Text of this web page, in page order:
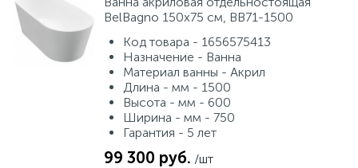
BelBagno 150x75 см, BB71-1500
Код товара - 1656575413
Назначение - Ванна
Материал ванны - Акрил
Длина - мм - 1500
Высота - мм - 600
Ширина - мм - 750
Гарантия - 5 лет
99 300 руб. /шт